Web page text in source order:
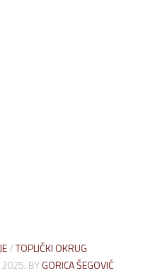
/TOPLIČKI OKRUG
BYGORICA ŠEGOVIĆ